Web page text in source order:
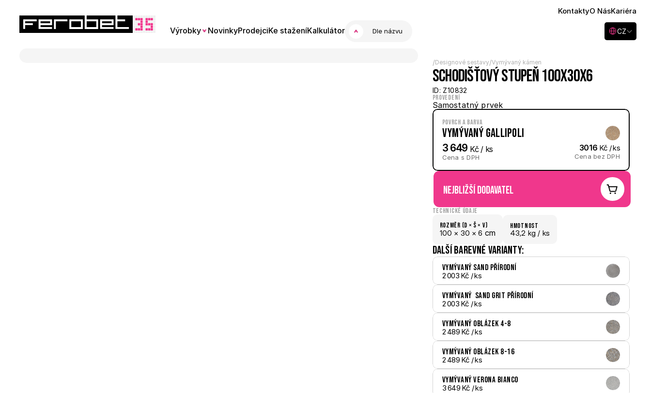
KontaktyO NásKariéra
Výrobky NovinkyProdejciKe staženíKalkulátor Dle názvu
Select Language
CZ
/Designové sestavy/Vymývaný kámen
Schodišťový stupeň 100x30x6
ID: Z10832
Provedení
Samostatný prvek
Povrch a barva
Vymývaný Gallipoli
3 649 Kč / ks
Cena s DPH
3016 Kč / ks
Cena bez DPH
nejbližší dodavatel
Technické údaje
Rozměr (D × š × V)
100 × 30 × 6 cm
hmotnost
43,2 kg / ks
Další barevné varianty:
Vymývaný Sand přírodní
2 003 Kč / ks
Vymývaný  Sand Grit přírodní
2 003 Kč / ks
Vymývaný Oblázek 4-8
2 489 Kč / ks
Vymývaný Oblázek 8-16
2 489 Kč / ks
Vymývaný Verona bianco
3 649 Kč / ks